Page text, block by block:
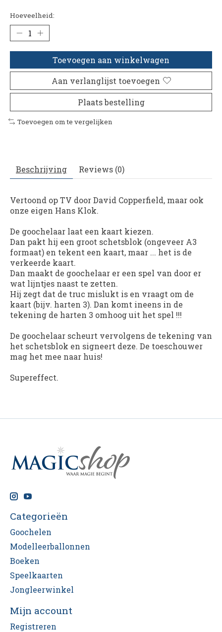
Hoeveelheid:
Toevoegen aan winkelwagen
Aan verlanglijst toevoegen
Plaats bestelling
Toevoegen om te vergelijken
Beschrijving Reviews (0)
Vertoond op TV door David Copperfield, maar ook
onze eigen Hans Klok.
De goochelaar laat een kaart kiezen.
Dan pakt hij een groot schetsblok (ongeveer A3
formaat) en tekent een kaart, maar ... het is de
verkeerde kaart.
Dan maakt de goochelaar er een spel van door er
wat lijntjes naast te zetten.
Hij zegt dat de truc mislukt is en vraagt om de
kaart (bijv. harten 3). Dan komt ineens in de
tekening de harten 3 omhoog uit het spel !!!
De goochelaar scheurt vervolgens de tekening van
het schetsblok en signeert deze. De toeschouwer
mag het mee naar huis!
Supereffect.
Categorieën
Goochelen
Modelleerballonnen
Boeken
Speelkaarten
Jongleerwinkel
Mijn account
Registreren